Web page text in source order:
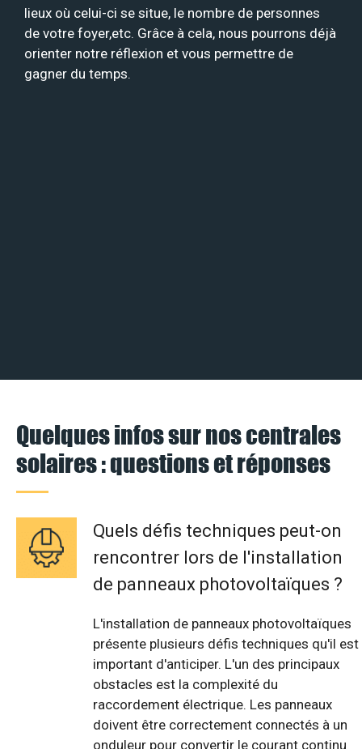
lieux où celui-ci se situe, le nombre de personnes
de votre foyer,etc. Grâce à cela, nous pourrons déjà
orienter notre réflexion et vous permettre de
gagner du temps.
Quelques infos sur nos centrales
solaires : questions et réponses
Quels défis techniques peut-on
rencontrer lors de l'installation
de panneaux photovoltaïques ?
L'installation de panneaux photovoltaïques
présente plusieurs défis techniques qu'il est
important d'anticiper. L'un des principaux
obstacles est la complexité du
raccordement électrique. Les panneaux
doivent être correctement connectés à un
onduleur pour convertir le courant continu